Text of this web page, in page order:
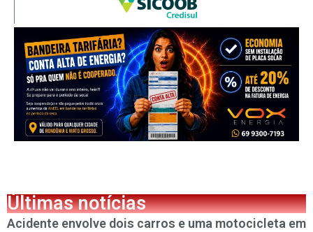
Últimas notícias
Acidente envolve dois carros e uma motocicleta em